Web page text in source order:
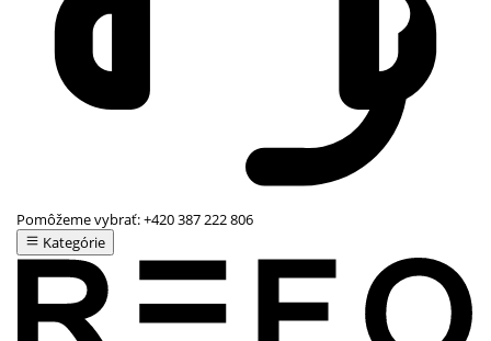
Pomôžeme vybrať:+420 387 222 806
Kategórie